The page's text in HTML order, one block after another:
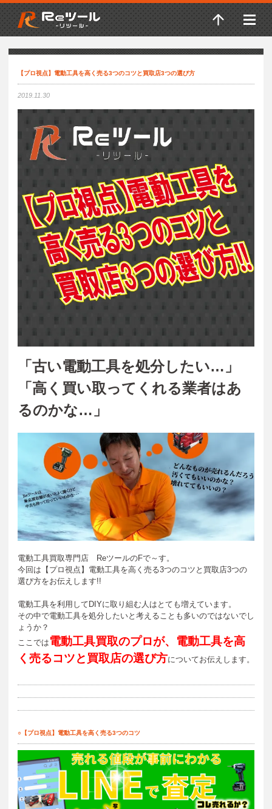
【プロ視点】電動工具を高く売る3つのコツと買取店3つの選び方
2019.11.30
「古い電動工具を処分したい…」
「高く買い取ってくれる業者はあ
るのかな…」
電動工具買取専門店 ReツールのFで～す。
今回は【プロ視点】電動工具を高く売る3つのコツと買取店3つの
選び方をお伝えします!!
電動工具を利用してDIYに取り組む人はとても増えています。
その中で電動工具を処分したいと考えることも多いのではないでし
ょうか？
ここでは 電動工具買取のプロが、電動工具を高
く売るコツと買取店の選び方についてお伝えします。
○【プロ視点】電動工具を高く売る3つのコツ